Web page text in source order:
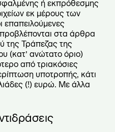
ή εκπρόθεσμης
εκ μέρους των
επαπειλούμενες
στα άρθρα
της Τράπεζας της
(κατ’ ανώτατο όριο)
από τριακόσιες
υποτροπής, κάτι
(!) ευρώ. Με άλλα